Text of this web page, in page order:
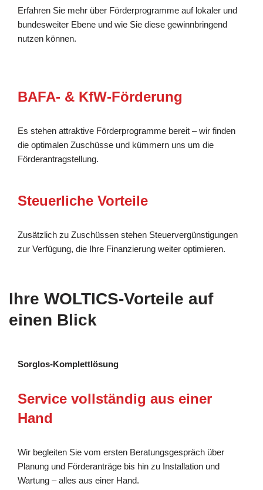
Erfahren Sie mehr über Förderprogramme auf lokaler und
bundesweiter Ebene und wie Sie diese gewinnbringend
nutzen können.
BAFA- & KfW-Förderung
Es stehen attraktive Förderprogramme bereit – wir finden
die optimalen Zuschüsse und kümmern uns um die
Förderantragstellung.
Steuerliche Vorteile
Zusätzlich zu Zuschüssen stehen Steuervergünstigungen
zur Verfügung, die Ihre Finanzierung weiter optimieren.
Ihre WOLTICS-Vorteile auf
einen Blick
Sorglos-Komplettlösung
Service vollständig aus einer
Hand
Wir begleiten Sie vom ersten Beratungsgespräch über
Planung und Förderanträge bis hin zu Installation und
Wartung – alles aus einer Hand.